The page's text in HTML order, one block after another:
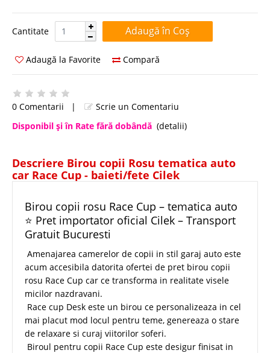
Cantitate Cantitate:
Adaugă la Favorite Compară
0 Comentarii |
Scrie un Comentariu
Disponibil şi în Rate fără dobândă (detalii)
Descriere Birou copii Rosu tematica auto
car Race Cup - baieti/fete Cilek
Birou copii rosu Race Cup – tematica auto
⭐ Pret importator oficial Cilek – Transport
Gratuit Bucuresti
Amenajarea camerelor de copii in stil garaj auto este
acum accesibila datorita ofertei de pret birou copii
rosu Race Cup car ce transforma in realitate visele
micilor nazdravani.
Race cup Desk este un birou ce personalizeaza in cel
mai placut mod locul pentru teme, genereaza o stare
de relaxare si curaj viitorilor soferi.
Biroul pentru copii Race Cup este desigur finisat in